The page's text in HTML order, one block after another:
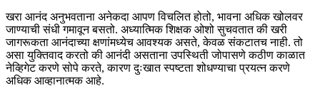
खरा आनंद अनुभवताना अनेकदा आपण विचलित होतो, भावना अधिक खोलवर
जाण्याची संधी गमावून बसतो. अध्यात्मिक शिक्षक ओशो सुचवतात की खरी
जागरूकता आनंदाच्या क्षणांमध्येच आवश्यक असते, केवळ संकटातच नाही. तो
असा युक्तिवाद करतो की आनंदी असताना उपस्थिती जोपासणे कठीण काळात
नेव्हिगेट करणे सोपे करते, कारण दुःखात स्पष्टता शोधण्याचा प्रयत्न करणे
अधिक आव्हानात्मक आहे.